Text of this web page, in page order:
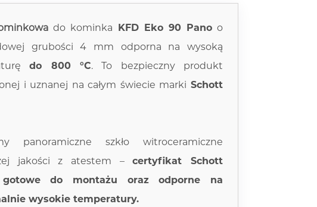
do kominka KFD Eko 90 Panoo
grubości 4 mm odporna na wysoką
do 800 °C. To bezpieczny produkt
i uznanej na całym świecie marki Schott
panoramiczne szkło witroceramiczne
jakości z atestem –certyfikat Schott
gotowe do montażu oraz odporne na
wysokie temperatury.